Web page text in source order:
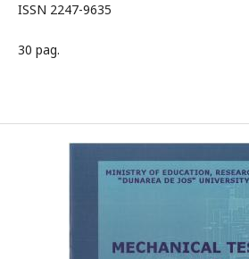
ISSN 2247-9635
30 pag.